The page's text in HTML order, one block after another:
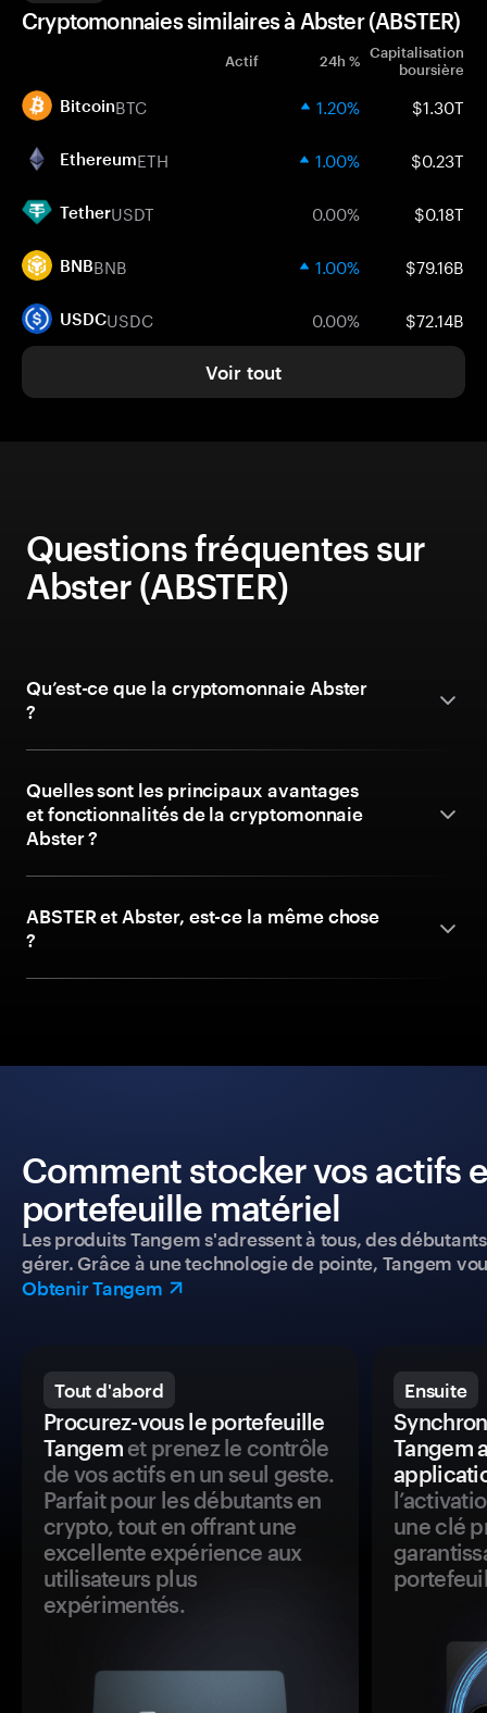
Cryptomonnaies similaires à Abster (ABSTER)
Actif 24h % Capitalisation
boursière
BitcoinBTC 1.20% $1.30T
EthereumETH 1.00% $0.23T
TetherUSDT 0.00% $0.18T
BNBBNB 1.00% $79.16B
USDCUSDC 0.00% $72.14B
Voir tout
Questions fréquentes sur
Abster (ABSTER)
Qu’est-ce que la cryptomonnaie Abster
?
Quelles sont les principaux avantages
et fonctionnalités de la cryptomonnaie
Abster ?
ABSTER et Abster, est-ce la même chose
?
Comment stocker vos actifs
portefeuille matériel
Les produits Tangem s'adressent à tous, des
gérer. Grâce à une technologie de pointe, Tangem
Obtenir Tangem
Tout d'abord
Procurez-vous le portefeuille
Tangemet prenez le contrôle
de vos actifs en un seul geste.
Parfait pour les débutants en
crypto, tout en offrant une
excellente expérience aux
utilisateurs plus
expérimentés.
Ensuite
Tangem
une clé